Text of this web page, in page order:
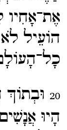
הוֹעֵיל
20
הָיוּ